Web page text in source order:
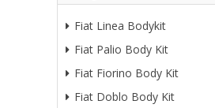
Fiat Linea Bodykit
Fiat Palio Body Kit
Fiat Fiorino Body Kit
Fiat Doblo Body Kit